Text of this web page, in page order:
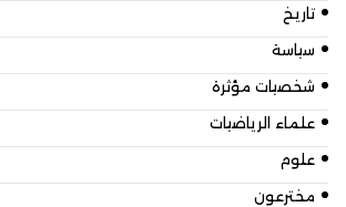
تاريخ
سياسة
شخصيات مؤثرة
علماء الرياضيات
علوم
مخترعون